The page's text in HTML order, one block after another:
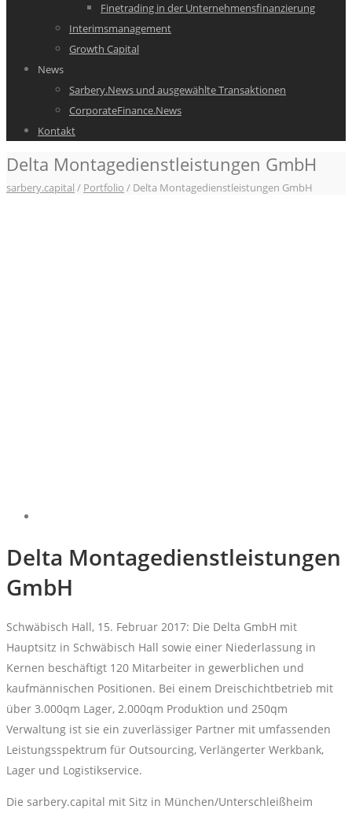
Finetrading in der Unternehmensfinanzierung
Interimsmanagement
Growth Capital
News
Sarbery.News und ausgewählte Transaktionen
CorporateFinance.News
Kontakt
Delta Montagedienstleistungen GmbH
sarbery.capital / Portfolio / Delta Montagedienstleistungen GmbH
Delta Montagedienstleistungen
GmbH
Schwäbisch Hall, 15. Februar 2017: Die Delta GmbH mit
Hauptsitz in Schwäbisch Hall sowie einer Niederlassung in
Kernen beschäftigt 120 Mitarbeiter in gewerblichen und
kaufmännischen Positionen. Bei einem Dreischichtbetrieb mit
über 3.000qm Lager, 2.000qm Produktion und 250qm
Verwaltung ist sie ein zuverlässiger Partner mit umfassenden
Leistungsspektrum für Outsourcing, Verlängerter Werkbank,
Lager und Logistikservice.
Die sarbery.capital mit Sitz in München/Unterschleißheim